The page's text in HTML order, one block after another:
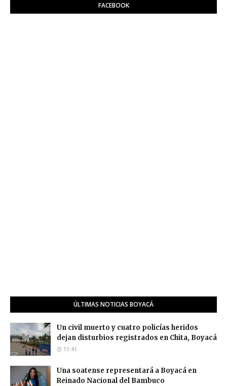
FACEBOOK
ÚLTIMAS NOTICIAS BOYACÁ
Un civil muerto y cuatro policías heridos
dejan disturbios registrados en Chita, Boyacá
11:41
Una soatense representará a Boyacá en
Reinado Nacional del Bambuco